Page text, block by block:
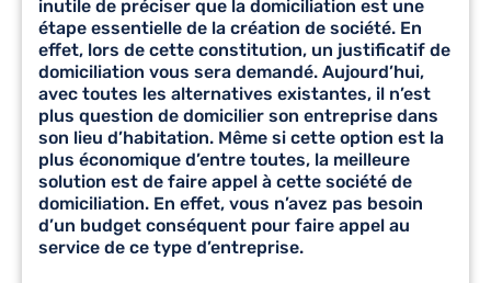
inutile de préciser que la domiciliation est une
étape essentielle de la création de société. En
effet, lors de cette constitution, un justificatif de
domiciliation vous sera demandé. Aujourd’hui,
avec toutes les alternatives existantes, il n’est
plus question de domicilier son entreprise dans
son lieu d’habitation. Même si cette option est la
plus économique d’entre toutes, la meilleure
solution est de faire appel à cette société de
domiciliation. En effet, vous n’avez pas besoin
d’un budget conséquent pour faire appel au
service de ce type d’entreprise.